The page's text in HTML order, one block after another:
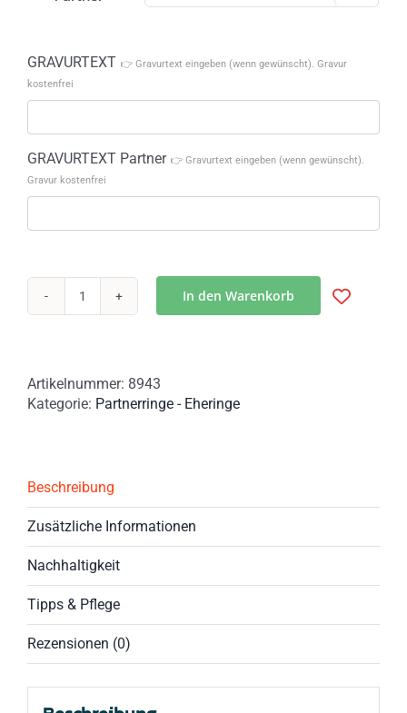
GRAVURTEXT 👉 Gravurtext eingeben (wenn gewünscht). Gravur
kostenfrei
GRAVURTEXT Partner 👉 Gravurtext eingeben (wenn gewünscht).
Gravur kostenfrei
Partner-
Baumrindenoptik
vergoldet
In den Warenkorb
Artikelnummer: 8943
Kategorie: Partnerringe - Eheringe
Beschreibung
Zusätzliche Informationen
Nachhaltigkeit
Tipps & Pflege
Rezensionen (0)